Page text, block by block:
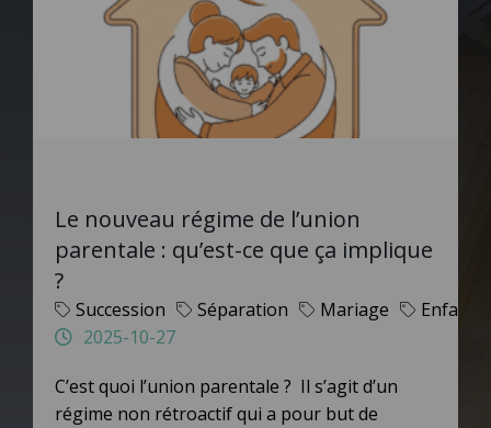
Le nouveau régime de l’union
parentale : qu’est-ce que ça implique
?
Succession Séparation Mariage
Enfants
2025-10-27
C’est quoi l’union parentale ? Il s’agit d’un
régime non rétroactif qui a pour but de